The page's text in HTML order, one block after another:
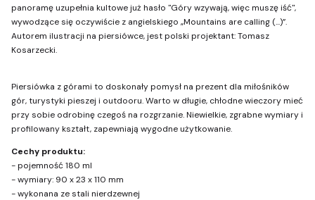
panoramę uzupełnia kultowe już hasło "Góry wzywają, więc muszę iść",
wywodzące się oczywiście z angielskiego „Mountains are calling (...)”.
Autorem ilustracji na piersiówce, jest polski projektant: Tomasz
Kosarzecki.
Piersiówka z górami to doskonały pomysł na prezent dla miłośników
gór, turystyki pieszej i outdooru. Warto w długie, chłodne wieczory mieć
przy sobie odrobinę czegoś na rozgrzanie. Niewielkie, zgrabne wymiary i
profilowany kształt, zapewniają wygodne użytkowanie.
Cechy produktu:
- pojemność 180 ml
- wymiary: 90 x 23 x 110 mm
- wykonana ze stali nierdzewnej